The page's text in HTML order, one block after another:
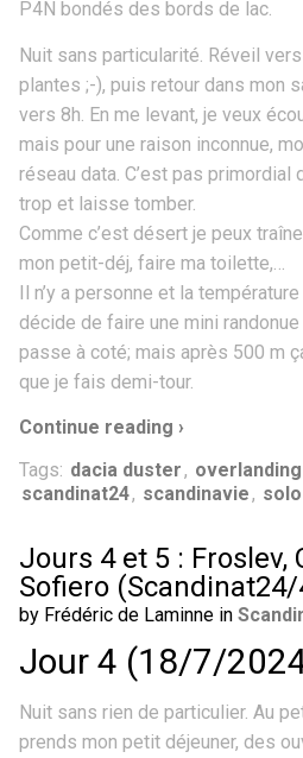
P4N bondés des bords de lac.
Nuit sans particularité. Réveil
plantes ;-), puis retour dans mon
vers 8h. En me levant, je veux
mais pour une raison inconnue,
réseau data. C’est pas primordial
trop et laisse tomber.
Comme c’est désert je peux
mon petit-déj, faire ma toilette,…
Il n’y a personne et la
décide de faire une mini
passe à coté; mais après 500 m
que je fais demi-tour.
Continue reading ›
Tags: dacia duster, overlanding
scandinat24, scandinavie, solo
Jours 4 et 5 :
Sofiero (Scandinat24/
by Frédéric de Laminne in
Jour 4 (18/7/
Nuit sans rien de particulier. Au
prends mon petit déjeuner, des